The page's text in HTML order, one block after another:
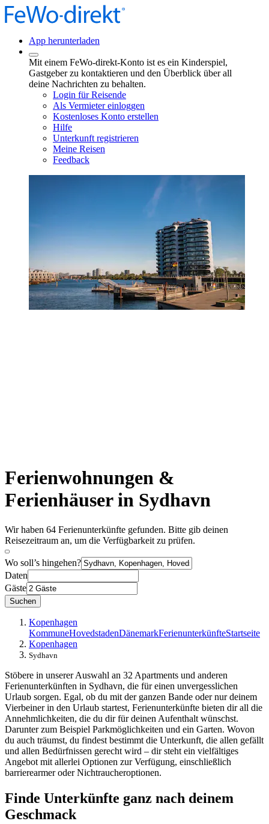
App herunterladen
Mit einem FeWo-direkt-Konto ist es ein Kinderspiel,
Gastgeber zu kontaktieren und den Überblick über all
deine Nachrichten zu behalten.
Login für Reisende
Als Vermieter einloggen
Kostenloses Konto erstellen
Hilfe
Unterkunft registrieren
Meine Reisen
Feedback
Ferienwohnungen &
Ferienhäuser in Sydhavn
Wir haben 64 Ferienunterkünfte gefunden. Bitte gib deinen
Reisezeitraum an, um die Verfügbarkeit zu prüfen.
Wo soll’s hingehen?
Daten
Gäste
Suchen
Kopenhagen
KommuneHovedstadenDänemarkFerienunterkünfteStartseite
Kopenhagen
Sydhavn
Stöbere in unserer Auswahl an 32 Apartments und anderen
Ferienunterkünften in Sydhavn, die für einen unvergesslichen
Urlaub sorgen. Egal, ob du mit der ganzen Bande oder nur deinem
Vierbeiner in den Urlaub startest, Ferienunterkünfte bieten dir all die
Annehmlichkeiten, die du dir für deinen Aufenthalt wünschst.
Darunter zum Beispiel Parkmöglichkeiten und ein Garten. Wovon
du auch träumst, du findest bestimmt die Unterkunft, die allen gefällt
und allen Bedürfnissen gerecht wird – dir steht ein vielfältiges
Angebot mit allerlei Optionen zur Verfügung, einschließlich
barrierearmer oder Nichtraucheroptionen.
Finde Unterkünfte ganz nach deinem
Geschmack